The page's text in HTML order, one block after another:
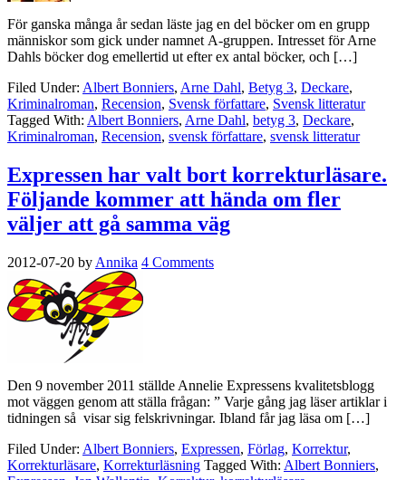
För ganska många år sedan läste jag en del böcker om en grupp
människor som gick under namnet A-gruppen. Intresset för Arne
Dahls böcker dog emellertid ut efter ex antal böcker, och […]
Filed Under: Albert Bonniers, Arne Dahl, Betyg 3, Deckare,
Kriminalroman, Recension, Svensk författare, Svensk litteratur
Tagged With: Albert Bonniers, Arne Dahl, betyg 3, Deckare,
Kriminalroman, Recension, svensk författare, svensk litteratur
Expressen har valt bort korrekturläsare.
Följande kommer att hända om fler
väljer att gå samma väg
2012-07-20 by Annika 4 Comments
Den 9 november 2011 ställde Annelie Expressens kvalitetsblogg
mot väggen genom att ställa frågan: ” Varje gång jag läser artiklar i
tidningen så visar sig felskrivningar. Ibland får jag läsa om […]
Filed Under: Albert Bonniers, Expressen, Förlag, Korrektur,
Korrekturläsare, Korrekturläsning Tagged With: Albert Bonniers,